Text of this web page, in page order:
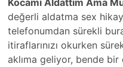
Kocamı Aldattım Ama
değerli aldatma sex
telefonumdan sürekli
itiraflarınızı okurken
aklıma geliyor, bende bir